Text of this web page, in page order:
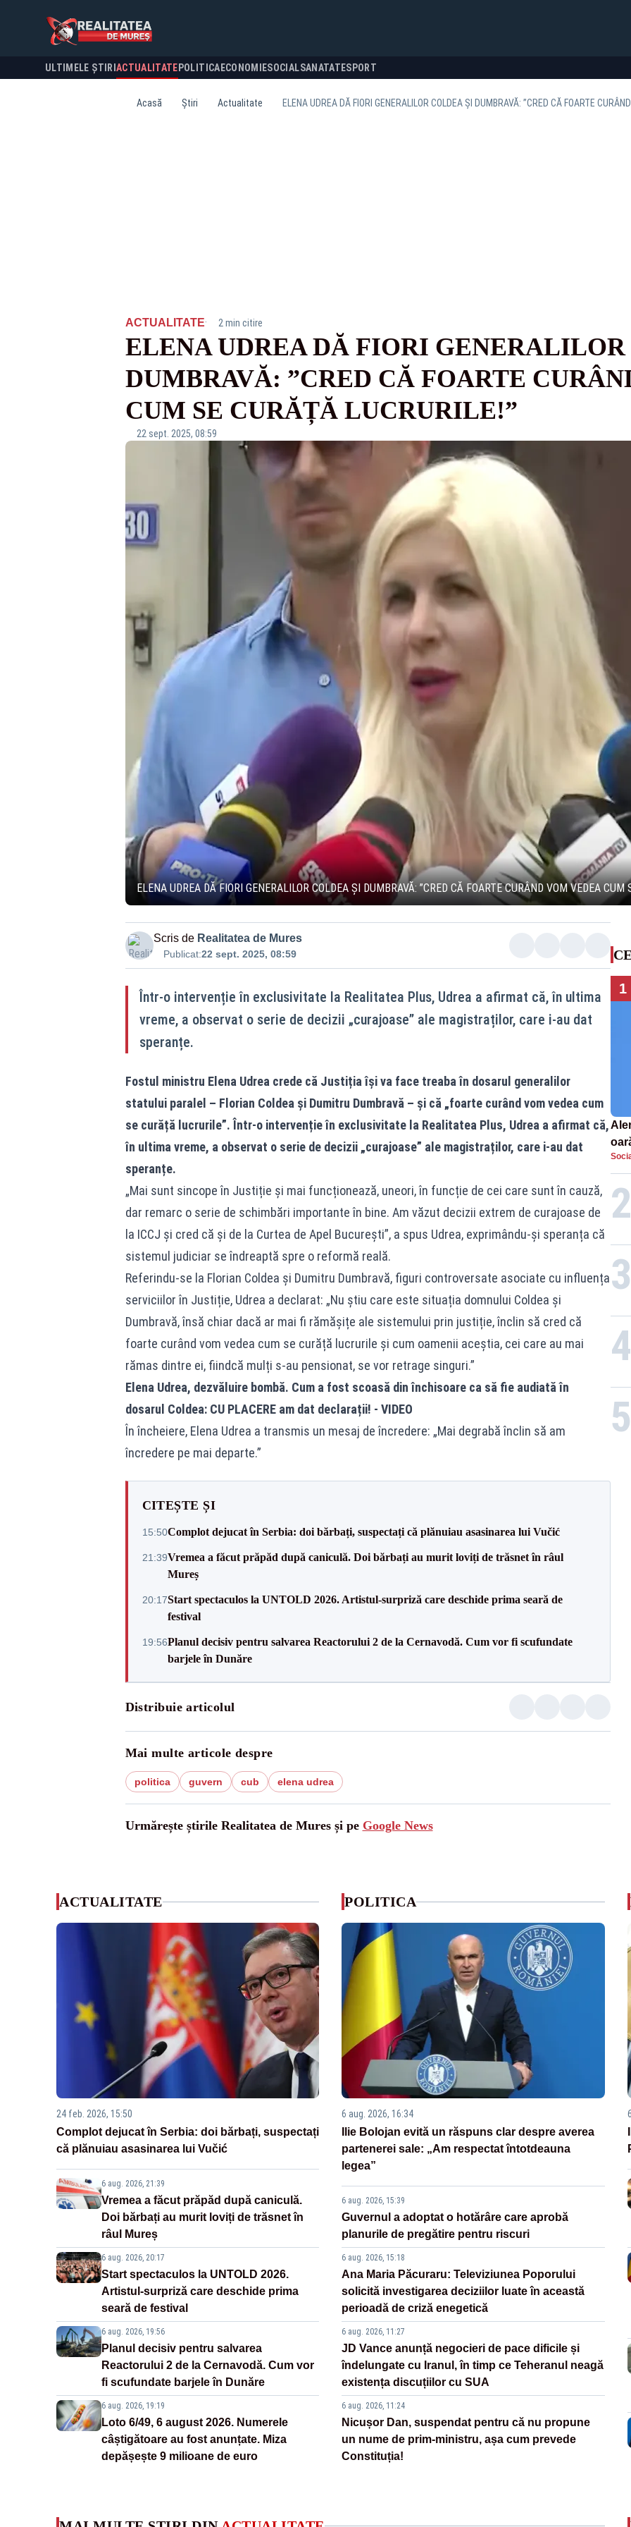
ULTIMELE ȘTIRI ACTUALITATE POLITICA ECONOMIESOCIALSANATATESPORT
Acasă Știri Actualitate ELENA UDREA DĂ FIORI GENERALILOR COLDEA ȘI DUMBRAVĂ: ”CRED CĂ FOARTE
ACTUALITATE· 2 min citire
ELENA UDREA DĂ FIORI GENERALILOR
DUMBRAVĂ: ”CRED CĂ FOARTE
CUM SE CURĂȚĂ LUCRURILE!”
22 sept. 2025, 08:59
ELENA UDREA DĂ FIORI GENERALILOR COLDEA ȘI DUMBRAVĂ: ”CRED CĂ FOARTE CURÂND VOM VEDEA CUM
Scris de Realitatea de Mures
Publicat:22 sept. 2025, 08:59
Într-o intervenție în exclusivitate la Realitatea Plus, Udrea a afirmat că, în ultima
vreme, a observat o serie de decizii „curajoase” ale magistraților, care i-au dat
speranțe.
Fostul ministru Elena Udrea crede că Justiția își va face treaba în dosarul generalilor
statului paralel – Florian Coldea și Dumitru Dumbravă – și că „foarte curând vom vedea cum
se curăță lucrurile”. Într-o intervenție în exclusivitate la Realitatea Plus, Udrea a afirmat că,
în ultima vreme, a observat o serie de decizii „curajoase” ale magistraților, care i-au dat
speranțe.
„Mai sunt sincope în Justiție și mai funcționează, uneori, în funcție de cei care sunt în cauză,
dar remarc o serie de schimbări importante în bine. Am văzut decizii extrem de curajoase de
la ICCJ și cred că și de la Curtea de Apel București”, a spus Udrea, exprimându-și speranța că
sistemul judiciar se îndreaptă spre o reformă reală.
Referindu-se la Florian Coldea și Dumitru Dumbravă, figuri controversate asociate cu influența
serviciilor în Justiție, Udrea a declarat: „Nu știu care este situația domnului Coldea și
Dumbravă, însă chiar dacă ar mai fi rămășițe ale sistemului prin justiție, înclin să cred că
foarte curând vom vedea cum se curăță lucrurile și cum oamenii aceștia, cei care au mai
rămas dintre ei, fiindcă mulți s-au pensionat, se vor retrage singuri.”
Elena Udrea, dezvăluire bombă. Cum a fost scoasă din închisoare ca să fie audiată în
dosarul Coldea: CU PLACERE am dat declarații! - VIDEO
În încheiere, Elena Udrea a transmis un mesaj de încredere: „Mai degrabă înclin să am
încredere pe mai departe.”
CITEȘTE ȘI
15:50Complot dejucat în Serbia: doi bărbați, suspectați că plănuiau asasinarea lui Vučić
21:39Vremea a făcut prăpăd după caniculă. Doi bărbați au murit loviți de trăsnet în râul
Mureș
20:17Start spectaculos la UNTOLD 2026. Artistul-surpriză care deschide prima seară de
festival
19:56Planul decisiv pentru salvarea Reactorului 2 de la Cernavodă. Cum vor fi scufundate
barjele în Dunăre
Distribuie articolul
Mai multe articole despre
politica guvern cub elena udrea
Urmărește știrile Realitatea de Mures și pe Google News
1
la
2
3
4
5
ACTUALITATE
24 feb. 2026, 15:50
Complot dejucat în Serbia: doi bărbați, suspectați
că plănuiau asasinarea lui Vučić
6 aug. 2026, 21:39
Vremea a făcut prăpăd după caniculă.
Doi bărbați au murit loviți de trăsnet în
râul Mureș
6 aug. 2026, 20:17
Start spectaculos la UNTOLD 2026.
Artistul-surpriză care deschide prima
seară de festival
6 aug. 2026, 19:56
Planul decisiv pentru salvarea
Reactorului 2 de la Cernavodă. Cum vor
fi scufundate barjele în Dunăre
6 aug. 2026, 19:19
Loto 6/49, 6 august 2026. Numerele
câștigătoare au fost anunțate. Miza
depășește 9 milioane de euro
POLITICA
6 aug. 2026, 16:34
Ilie Bolojan evită un răspuns clar despre averea
partenerei sale: „Am respectat întotdeauna
legea”
6 aug. 2026, 15:39
Guvernul a adoptat o hotărâre care aprobă
planurile de pregătire pentru riscuri
6 aug. 2026, 15:18
Ana Maria Păcuraru: Televiziunea Poporului
solicită investigarea deciziilor luate în această
perioadă de criză enegetică
6 aug. 2026, 11:27
JD Vance anunță negocieri de pace dificile și
îndelungate cu Iranul, în timp ce Teheranul neagă
existența discuțiilor cu SUA
6 aug. 2026, 11:24
Nicușor Dan, suspendat pentru că nu propune
un nume de prim-ministru, așa cum prevede
Constituția!